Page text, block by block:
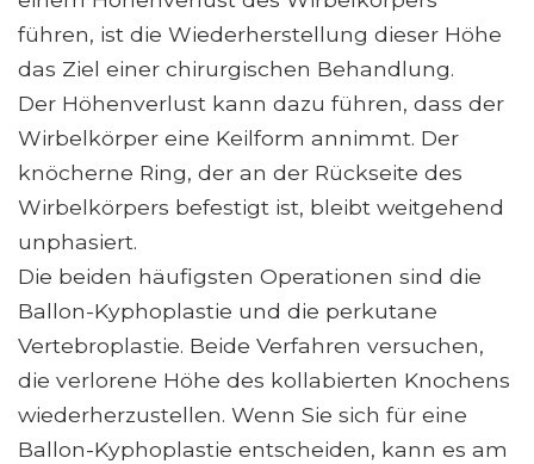
führen, ist die Wiederherstellung dieser Höhe
das Ziel einer chirurgischen Behandlung.
Der Höhenverlust kann dazu führen, dass der
Wirbelkörper eine Keilform annimmt. Der
knöcherne Ring, der an der Rückseite des
Wirbelkörpers befestigt ist, bleibt weitgehend
unphasiert.
Die beiden häufigsten Operationen sind die
Ballon-Kyphoplastie und die perkutane
Vertebroplastie. Beide Verfahren versuchen,
die verlorene Höhe des kollabierten Knochens
wiederherzustellen. Wenn Sie sich für eine
Ballon-Kyphoplastie entscheiden, kann es am